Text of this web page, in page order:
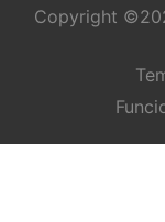
Copyright